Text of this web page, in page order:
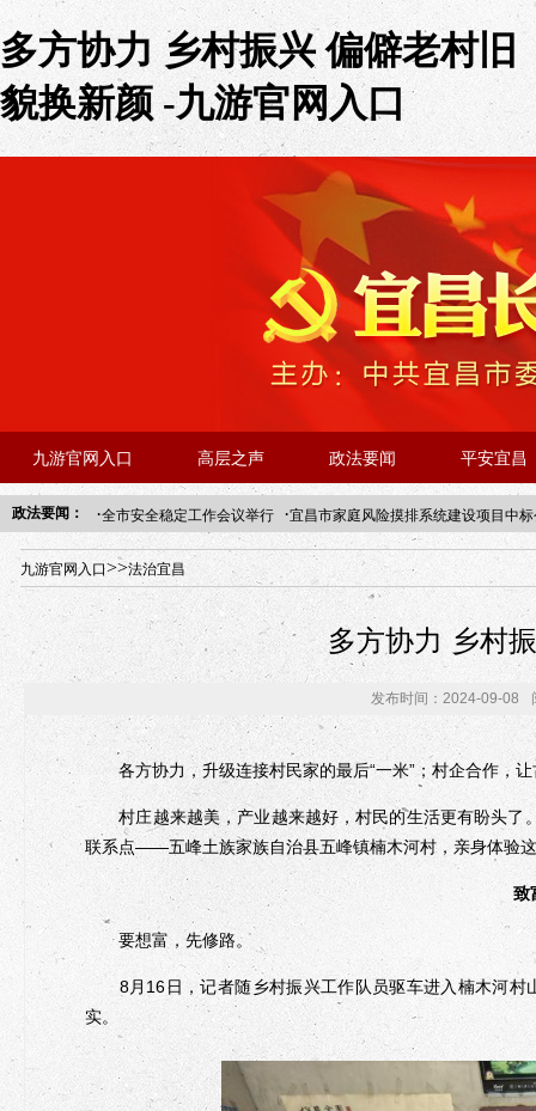
多方协力 乡村振兴 偏僻老村旧
貌换新颜 -九游官网入口
九游官网入口 高层之声 政法要闻 平安宜昌
政法要闻： ·全市安全稳定工作会议举行 ·宜昌市家庭风险摸排系统建设项目中
年“招才兴业”事业单位人才引进·北京站人民大学入校工作提醒
九游官网入口>>法治宜昌
多方协力 乡村
发布时间：2024-09-08
各方协力，升级连接村民家的最后“一米”；村企合作，
村庄越来越美，产业越来越好，村民的生活更有盼头了
联系点——五峰土族家族自治县五峰镇楠木河村，亲身体验
致
要想富，先修路。
8月16日，记者随乡村振兴工作队员驱车进入楠木河村
实。